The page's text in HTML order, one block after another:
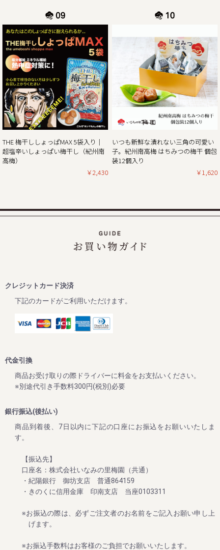
休業日後は、大変混雑が予想されますのであらかじめのご注
2024/11/01
11月1日より当ショップのお買い物で「ポイント5倍付与キャ
ンペーン」開催!!
平素は格別のご高配を賜り厚く御礼申し上げます。
現在、毎年大好評いただいている「秋・冬お買い得企画」を
開催しておりますが、合わせて11月1日より当ショップのお
買い物で通常のポイント5倍付与キャンペーンを開催してお
（ポイントは商品の税別価格を元に計算しております）
とてもお得なダブルキャンペーンとなっていますので、ぜひ
この機会にほんまもんの梅の味「紀州南高梅」をご賞味くだ
秋・冬の梅干しお買い得企画を開催！2024年最終セール
この度、ご家庭用梅干1kg×2個セットが大変お得にお買い求
画の商品をご購入いただいたお客様全員に「金山寺味噌」も
2024/10/01
【2024年10月1日より】原料価格高騰に伴う納入価格変更に
ついて
させていただいておりましたが、本年度の青梅が近年にない
大凶作となり、また原料価格の高騰、資材、運搬費、人件費
全てにおいての値上げなどにより、価格の見直しを余儀なく
される状況となりました。
皆様への誠に心苦しいお願い事ではございますが、2024年
10月1日より商品の価格改正（値上げ）を行わせていただき
ますので、何卒ご理解くださいますようお願い申し上げま
2024/06/12
夏のお買い得企画：ご家庭用梅干しが大変お買い得！ ～夏
のダブル企画のご案内～
これからますます暑くなりますが、夏バテ・熱中症対策にぜ
ひご賞味ください。
THE 梅干ししょっぱMAX 5袋入り｜
超塩辛いしょっぱい梅干し（紀州南
高梅）
￥2,430
いつも新鮮な潰れない三角の可愛い
子。紀州南高梅 はちみつの梅干 個包
装12個入り
￥1,620
クレジットカード決済
下記のカードがご利用いただけます。
代金引換
商品お受け取りの際ドライバーに料金をお支払いください。
※別途代引き手数料300円(税別)必要
銀行振込(後払い)
商品到着後、7日以内に下記の口座にお振込をお願いいたしま
す。
【振込先】
口座名：株式会社いなみの里梅園（共通）
・紀陽銀行 御坊支店 普通864159
・きのくに信用金庫 印南支店 当座0103311
※お振込の際は、必ずご注文者のお名前をご記入お願い申し上
げます。
※お振込手数料はお客様のご負担でお願いいたします。